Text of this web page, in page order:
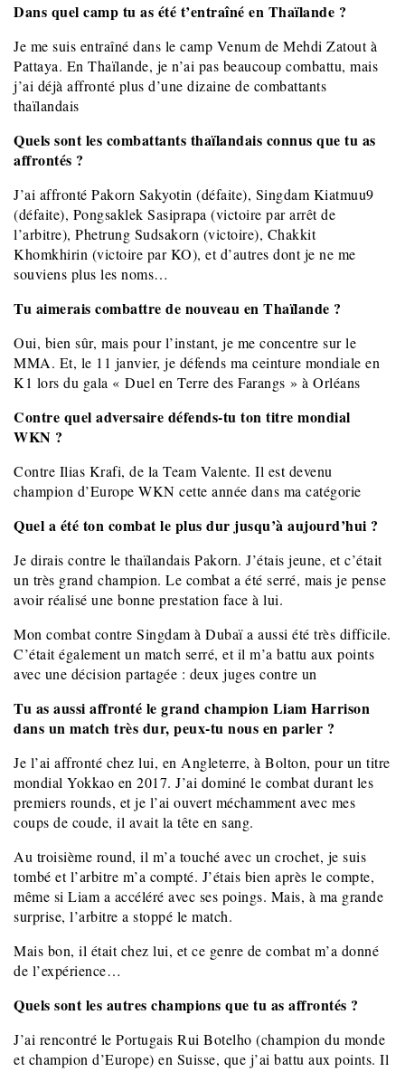
Dans quel camp tu as été t’entraîné en Thaïlande ?
Je me suis entraîné dans le camp Venum de Mehdi Zatout à
Pattaya. En Thaïlande, je n’ai pas beaucoup combattu, mais
j’ai déjà affronté plus d’une dizaine de combattants
thaïlandais
Quels sont les combattants thaïlandais connus que tu as
affrontés ?
J’ai affronté Pakorn Sakyotin (défaite), Singdam Kiatmuu9
(défaite), Pongsaklek Sasiprapa (victoire par arrêt de
l’arbitre), Phetrung Sudsakorn (victoire), Chakkit
Khomkhirin (victoire par KO), et d’autres dont je ne me
souviens plus les noms…
Tu aimerais combattre de nouveau en Thaïlande ?
Oui, bien sûr, mais pour l’instant, je me concentre sur le
MMA. Et, le 11 janvier, je défends ma ceinture mondiale en
K1 lors du gala « Duel en Terre des Farangs » à Orléans
Contre quel adversaire défends-tu ton titre mondial
WKN ?
Contre Ilias Krafi, de la Team Valente. Il est devenu
champion d’Europe WKN cette année dans ma catégorie
Quel a été ton combat le plus dur jusqu’à aujourd’hui ?
Je dirais contre le thaïlandais Pakorn. J’étais jeune, et c’était
un très grand champion. Le combat a été serré, mais je pense
avoir réalisé une bonne prestation face à lui.
Mon combat contre Singdam à Dubaï a aussi été très difficile.
C’était également un match serré, et il m’a battu aux points
avec une décision partagée : deux juges contre un
Tu as aussi affronté le grand champion Liam Harrison
dans un match très dur, peux-tu nous en parler ?
Je l’ai affronté chez lui, en Angleterre, à Bolton, pour un titre
mondial Yokkao en 2017. J’ai dominé le combat durant les
premiers rounds, et je l’ai ouvert méchamment avec mes
coups de coude, il avait la tête en sang.
Au troisième round, il m’a touché avec un crochet, je suis
tombé et l’arbitre m’a compté. J’étais bien après le compte,
même si Liam a accéléré avec ses poings. Mais, à ma grande
surprise, l’arbitre a stoppé le match.
Mais bon, il était chez lui, et ce genre de combat m’a donné
de l’expérience…
Quels sont les autres champions que tu as affrontés ?
J’ai rencontré le Portugais Rui Botelho (champion du monde
et champion d’Europe) en Suisse, que j’ai battu aux points. Il